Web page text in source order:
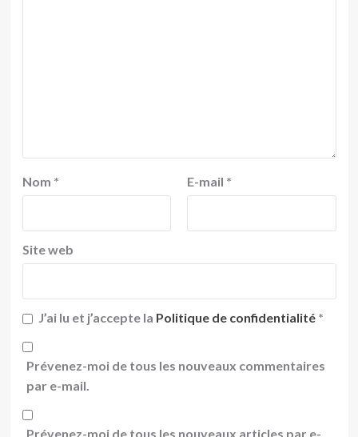
Nom * E-mail *
Site web
J’ai lu et j’accepte la Politique de confidentialité *
Prévenez-moi de tous les nouveaux commentaires
par e-mail.
Prévenez-moi de tous les nouveaux articles par e-